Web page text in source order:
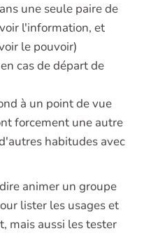
une seule paire de
l'information, et
le pouvoir)
cas de départ de
à un point de vue
forcement une autre
habitudes avec
animer un groupe
lister les usages et
mais aussi les tester